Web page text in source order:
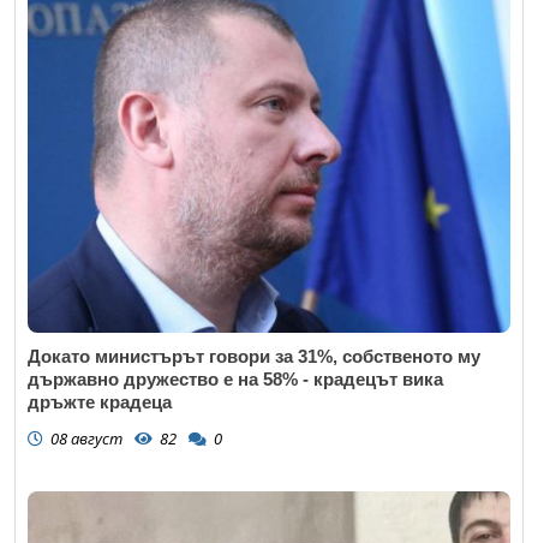
Докато министърът говори за 31%, собственото му
държавно дружество е на 58% - крадецът вика
дръжте крадеца
08 август 82 0